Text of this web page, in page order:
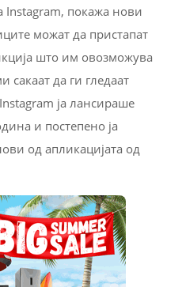
покажа нови
можат да пристапат
што им овозможува
сакаат да ги гледаат
ја лансираше
и постепено ја
од апликацијата од